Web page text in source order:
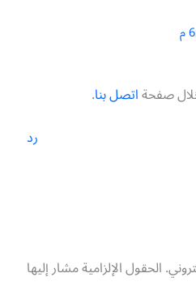
صفحةاتصل بنا.
رد
الحقول الإلزامية مشار إليها